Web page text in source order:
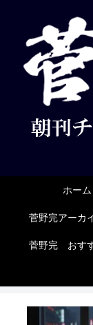
ホーム
菅野完アーカ
菅野完 おす